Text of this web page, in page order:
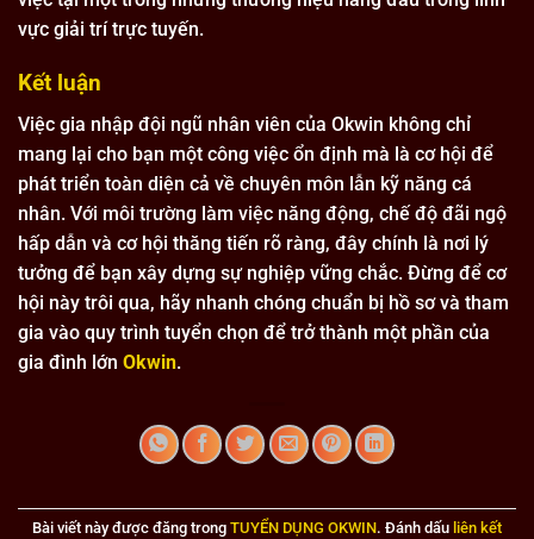
vực giải trí trực tuyến.
Kết luận
Việc gia nhập đội ngũ nhân viên của Okwin không chỉ
mang lại cho bạn một công việc ổn định mà là cơ hội để
phát triển toàn diện cả về chuyên môn lẫn kỹ năng cá
nhân. Với môi trường làm việc năng động, chế độ đãi ngộ
hấp dẫn và cơ hội thăng tiến rõ ràng, đây chính là nơi lý
tưởng để bạn xây dựng sự nghiệp vững chắc. Đừng để cơ
hội này trôi qua, hãy nhanh chóng chuẩn bị hồ sơ và tham
gia vào quy trình tuyển chọn để trở thành một phần của
gia đình lớn Okwin.
Bài viết này được đăng trong TUYỂN DỤNG OKWIN. Đánh dấu liên kết